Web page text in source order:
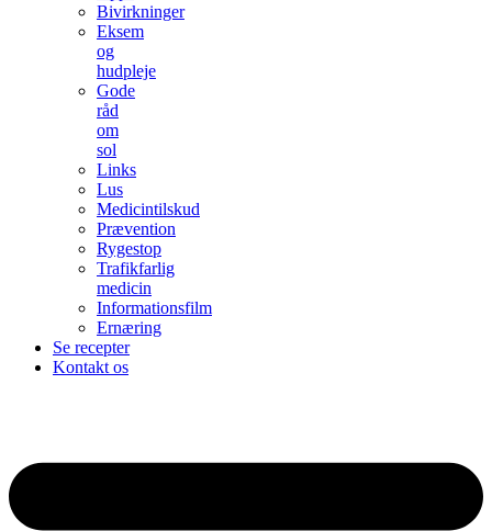
Bivirkninger
Eksem
og
hudpleje
Gode
råd
om
sol
Links
Lus
Medicintilskud
Prævention
Rygestop
Trafikfarlig
medicin
Informationsfilm
Ernæring
Se recepter
Kontakt os